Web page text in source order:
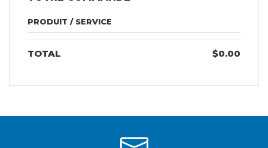
PRODUIT / SERVICE
TOTAL $0.00